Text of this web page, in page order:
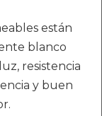
están
blanco
resistencia
y buen